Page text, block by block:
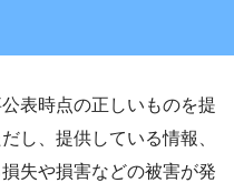
表時点の正しいものを提
し、提供している情報、
失や損害などの被害が発